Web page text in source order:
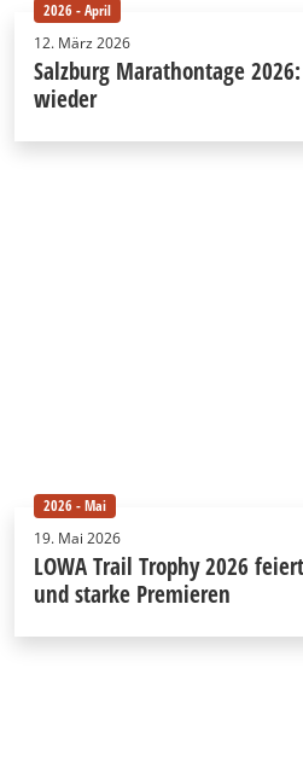
2026 - April
12. März 2026
Salzburg Marathontage
wieder
2026 - Mai
19. Mai 2026
LOWA Trail Trophy 2026
und starke Premieren